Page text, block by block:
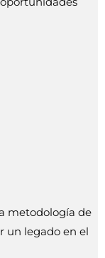
metodología de
un legado en el